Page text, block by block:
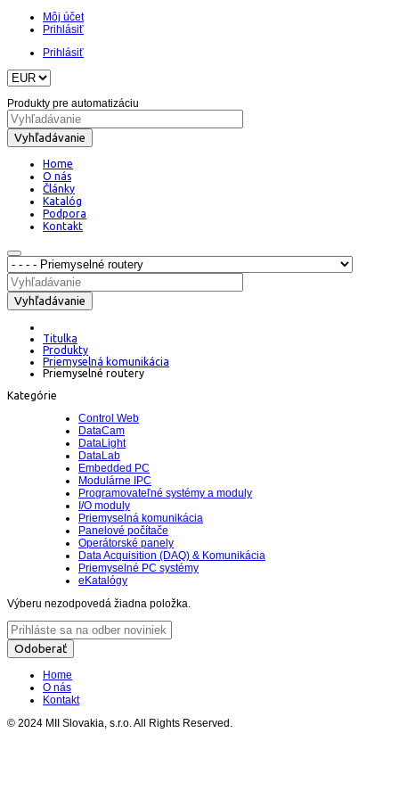
Môj účet
Prihlásiť
Prihlásiť
Produkty pre automatizáciu
Vyhľadávanie
Home
O nás
Články
Katalóg
Podpora
Kontakt
Vyhľadávanie
Titulka
Produkty
Priemyselná komunikácia
Priemyselné routery
Kategórie
Control Web
DataCam
DataLight
DataLab
Embedded PC
Modulárne IPC
Programovateľné systémy a moduly
I/O moduly
Priemyselná komunikácia
Panelové počítače
Operátorské panely
Data Acquisition (DAQ) & Komunikácia
Priemyselné PC systémy
eKatalógy
Výberu nezodpovedá žiadna položka.
Odoberať
Home
O nás
Kontakt
© 2024 MII Slovakia, s.r.o. All Rights Reserved.